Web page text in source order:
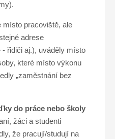
místo pracoviště, ale
adrese
řidiči aj.), uváděly místo
které místo výkonu
„zaměstnání bez
do práce nebo školy
žáci a studenti
že pracují/studují na